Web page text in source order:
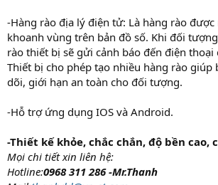
-Hàng rào địa lý điện tử: Là hàng rào
khoanh vùng trên bản đồ số. Khi đối
rào thiết bị sẽ gửi cảnh báo đến điện thoại
Thiết bị cho phép tạo nhiều hàng rào giúp
dõi, giới hạn an toàn cho đối tượng.
-Hỗ trợ ứng dụng IOS và Android.
-Thiết kế khỏe, chắc chắn, độ bền cao,
Mọi chi tiết xin liên hệ:
Hotline:0968 311 286 -Mr.Thanh